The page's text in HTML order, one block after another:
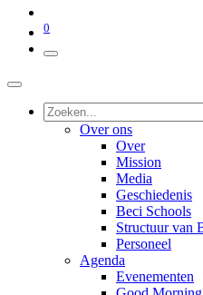
0
Over ons
Over
Mission
Media
Geschiedenis
Beci Schools
Structuur van
Personeel
Agenda
Evenementen